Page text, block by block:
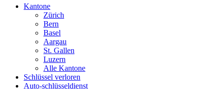
Kantone
Zürich
Bern
Basel
Aargau
St. Gallen
Luzern
Alle Kantone
Schlüssel verloren
Auto-schlüsseldienst